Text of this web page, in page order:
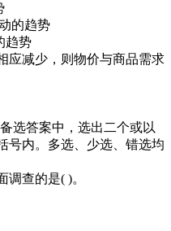
的趋势
趋势
应减少，则物价与商品需求
选答案中，选出二个或以
号内。多选、少选、错选均
调查的是( )。